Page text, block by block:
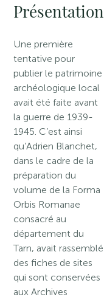
Présentation
Une première
tentative pour
publier le patrimoine
archéologique local
avait été faite avant
la guerre de 1939-
1945. C’est ainsi
qu’Adrien Blanchet,
dans le cadre de la
préparation du
volume de la Forma
Orbis Romanae
consacré au
département du
Tarn, avait rassemblé
des fiches de sites
qui sont conservées
aux Archives